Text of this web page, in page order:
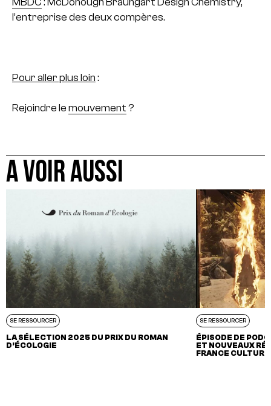
l’entreprise des deux compères.
Pour aller plus loin :
Rejoindre le mouvement ?
A VOIR AUSSI
SE RESSOURCER
LA SÉLECTION 2025 DU PRIX DU ROMAN
D’ÉCOLOGIE
SE RESSOURCER
ÉPISODE DE
ET NOUVEAUX
FRANCE CULTURE